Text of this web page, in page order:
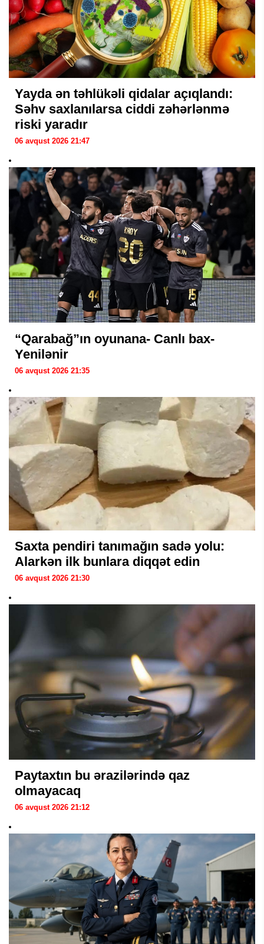
Yayda ən təhlükəli qidalar açıqlandı:
Səhv saxlanılarsa ciddi zəhərlənmə
riski yaradır
06 avqust 2026 21:47
“Qarabağ”ın oyunana- Canlı bax-
Yenilənir
06 avqust 2026 21:35
Saxta pendiri tanımağın sadə yolu:
Alarkən ilk bunlara diqqət edin
06 avqust 2026 21:30
Paytaxtın bu ərazilərində qaz
olmayacaq
06 avqust 2026 21:12